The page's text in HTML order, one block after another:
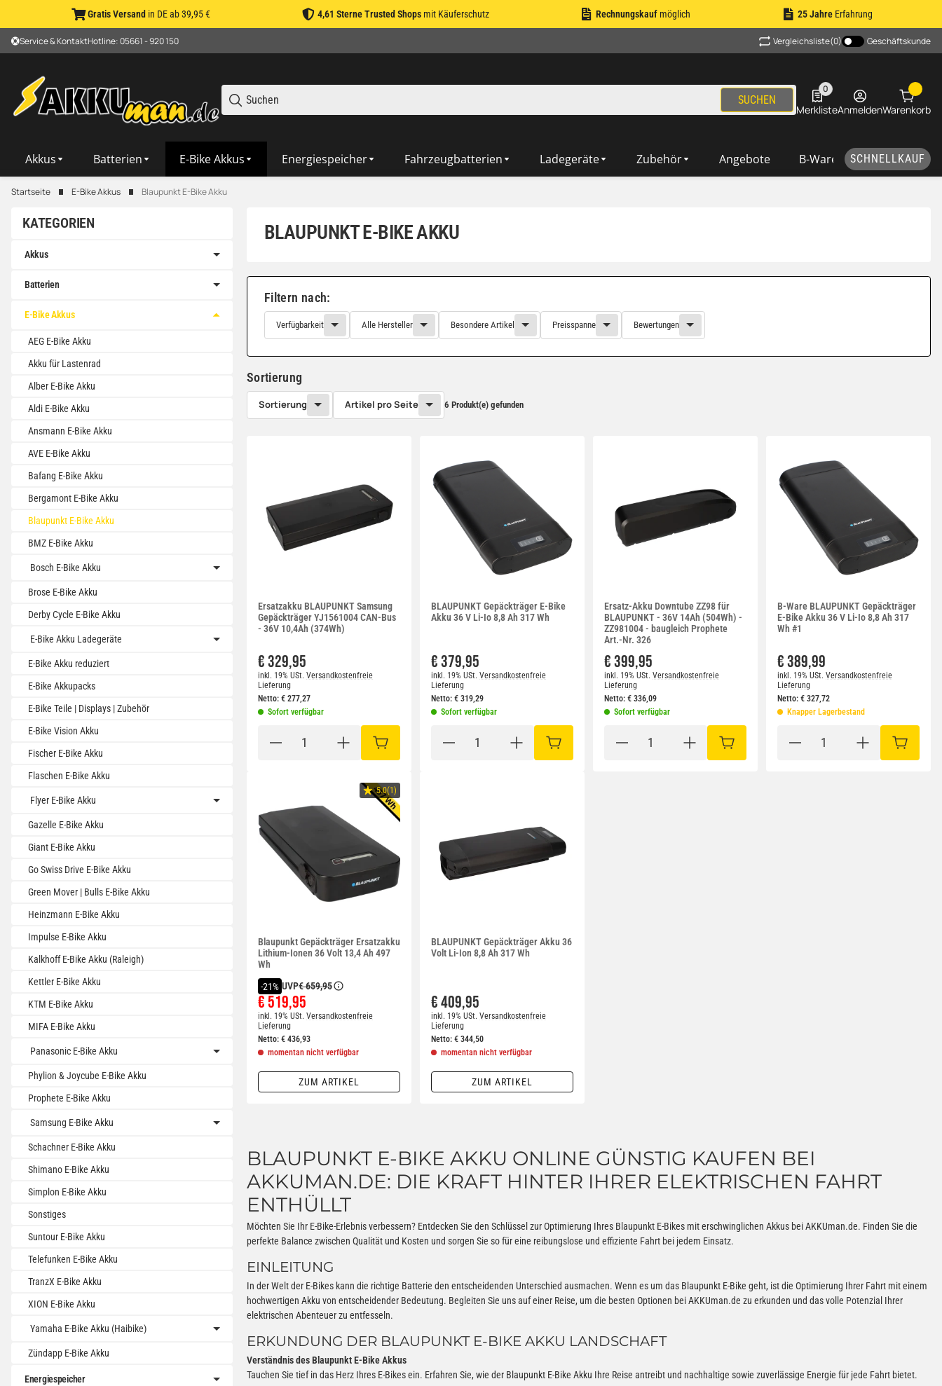
Gratis Versand in DE ab 39,95 € 4,61 Sterne Trusted Shopsmit Käuferschutz Rechnungskauf möglich 25 JahreErfahrung
Service & KontaktHotline: 05661 - 920 150 Vergleichsliste(0) Geschäftskunde
SUCHEN
0
0 Produkte in der Liste
MerklisteAnmeldenWarenkorb
Akkus Batterien E-Bike Akkus Energiespeicher Fahrzeugbatterien Ladegeräte Zubehör Angebote B-Ware SCHNELLKAUF
Startseite E-Bike Akkus Blaupunkt E-Bike Akku
BLAUPUNKT E-BIKE AKKU
Filtern nach:
Verfügbarkeit Alle Hersteller Besondere Artikel Preisspanne Bewertungen
Sortierung
Sortierung Artikel pro Seite 6 Produkt(e) gefunden
Ersatzakku BLAUPUNKT Samsung
Gepäckträger YJ1561004 CAN-Bus
- 36V 10,4Ah (374Wh)
€ 329,95
inkl. 19% USt. Versandkostenfreie
Lieferung
Netto: € 277,27
Sofort verfügbar
IN DEN WARENKORB
BLAUPUNKT Gepäckträger E-Bike
Akku 36 V Li-Io 8,8 Ah 317 Wh
€ 379,95
inkl. 19% USt. Versandkostenfreie
Lieferung
Netto: € 319,29
Sofort verfügbar
IN DEN WARENKORB
Ersatz-Akku Downtube ZZ98 für
BLAUPUNKT - 36V 14Ah (504Wh) -
ZZ981004 - baugleich Prophete
Art.-Nr. 326
€ 399,95
inkl. 19% USt. Versandkostenfreie
Lieferung
Netto: € 336,09
Sofort verfügbar
IN DEN WARENKORB
B-Ware BLAUPUNKT Gepäckträger
E-Bike Akku 36 V Li-Io 8,8 Ah 317
Wh #1
€ 389,99
inkl. 19% USt. Versandkostenfreie
Lieferung
Netto: € 327,72
Knapper Lagerbestand
IN DEN
5.0(1)
Blaupunkt Gepäckträger Ersatzakku
Lithium-Ionen 36 Volt 13,4 Ah 497
Wh
-21% UVP€ 659,95
€ 519,95
inkl. 19% USt. Versandkostenfreie
Lieferung
Netto: € 436,93
momentan nicht verfügbar
ZUM ARTIKEL
BLAUPUNKT Gepäckträger Akku 36
Volt Li-Ion 8,8 Ah 317 Wh
€ 409,95
inkl. 19% USt. Versandkostenfreie
Lieferung
Netto: € 344,50
momentan nicht verfügbar
ZUM ARTIKEL
BLAUPUNKT E-BIKE AKKU ONLINE GÜNSTIG KAUFEN BEI
AKKUMAN.DE: DIE KRAFT HINTER IHRER ELEKTRISCHEN FAHRT
ENTHÜLLT
Möchten Sie Ihr E-Bike-Erlebnis verbessern? Entdecken Sie den Schlüssel zur Optimierung Ihres Blaupunkt E-Bikes mit erschwinglichen Akkus bei AKKUman.de. Finden Sie die
perfekte Balance zwischen Qualität und Kosten und sorgen Sie so für eine reibungslose und effiziente Fahrt bei jedem Einsatz.
EINLEITUNG
In der Welt der E-Bikes kann die richtige Batterie den entscheidenden Unterschied ausmachen. Wenn es um das Blaupunkt E-Bike geht, ist die Optimierung Ihrer Fahrt mit einem
hochwertigen Akku von entscheidender Bedeutung. Begleiten Sie uns auf einer Reise, um die besten Optionen bei AKKUman.de zu erkunden und das volle Potenzial Ihrer
elektrischen Abenteuer zu entfesseln.
ERKUNDUNG DER BLAUPUNKT E-BIKE AKKU LANDSCHAFT
Verständnis des Blaupunkt E-Bike Akkus
Tauchen Sie tief in das Herz Ihres E-Bikes ein. Erfahren Sie, wie der Blaupunkt E-Bike Akku Ihre Reise antreibt und nachhaltige sowie zuverlässige Energie für jede Fahrt bietet.
KATEGORIEN
Akkus
Batterien
E-Bike Akkus
AEG E-Bike Akku
Akku für Lastenrad
Alber E-Bike Akku
Aldi E-Bike Akku
Ansmann E-Bike Akku
AVE E-Bike Akku
Bafang E-Bike Akku
Bergamont E-Bike Akku
Blaupunkt E-Bike Akku
BMZ E-Bike Akku
Bosch E-Bike Akku
Brose E-Bike Akku
Derby Cycle E-Bike Akku
E-Bike Akku Ladegeräte
E-Bike Akku reduziert
E-Bike Akkupacks
E-Bike Teile | Displays | Zubehör
E-Bike Vision Akku
Fischer E-Bike Akku
Flaschen E-Bike Akku
Flyer E-Bike Akku
Gazelle E-Bike Akku
Giant E-Bike Akku
Go Swiss Drive E-Bike Akku
Green Mover | Bulls E-Bike Akku
Heinzmann E-Bike Akku
Impulse E-Bike Akku
Kalkhoff E-Bike Akku (Raleigh)
Kettler E-Bike Akku
KTM E-Bike Akku
MIFA E-Bike Akku
Panasonic E-Bike Akku
Phylion & Joycube E-Bike Akku
Prophete E-Bike Akku
Samsung E-Bike Akku
Schachner E-Bike Akku
Shimano E-Bike Akku
Simplon E-Bike Akku
Sonstiges
Suntour E-Bike Akku
Telefunken E-Bike Akku
TranzX E-Bike Akku
XION E-Bike Akku
Yamaha E-Bike Akku (Haibike)
Zündapp E-Bike Akku
Energiespeicher